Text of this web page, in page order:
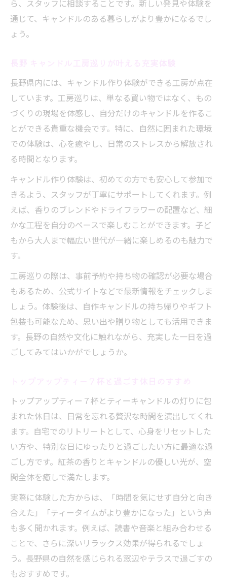
ら、スタッフに相談することです。新しい発見や体験を
通じて、キャンドルのある暮らしがより豊かになるでし
ょう。
長野県内には、キャンドル作り体験ができる工房が点在
しています。工房巡りは、単なる買い物ではなく、もの
づくりの現場を体感し、自分だけのキャンドルを作るこ
とができる貴重な機会です。特に、自然に囲まれた環境
での体験は、心を癒やし、日常のストレスから解放され
る時間となります。
キャンドル作り体験は、初めての方でも安心して参加で
きるよう、スタッフが丁寧にサポートしてくれます。例
えば、香りのブレンドやドライフラワーの配置など、細
かな工程を自分のペースで楽しむことができます。子ど
もから大人まで幅広い世代が一緒に楽しめるのも魅力で
す。
工房巡りの際は、事前予約や持ち物の確認が必要な場合
もあるため、公式サイトなどで最新情報をチェックしま
しょう。体験後は、自作キャンドルの持ち帰りやギフト
包装も可能なため、思い出や贈り物としても活用できま
す。長野の自然や文化に触れながら、充実した一日を過
ごしてみてはいかがでしょうか。
トップアップティー７杯とティーキャンドルの灯りに包
まれた休日は、日常を忘れる贅沢な時間を演出してくれ
ます。自宅でのリトリートとして、心身をリセットした
い方や、特別な日にゆったりと過ごしたい方に最適な過
ごし方です。紅茶の香りとキャンドルの優しい光が、空
間全体を癒しで満たします。
実際に体験した方からは、「時間を気にせず自分と向き
合えた」「ティータイムがより豊かになった」という声
も多く聞かれます。例えば、読書や音楽と組み合わせる
ことで、さらに深いリラックス効果が得られるでしょ
う。長野県の自然を感じられる窓辺やテラスで過ごすの
もおすすめです。